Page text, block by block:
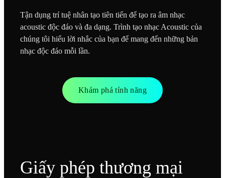
Tận dụng trí tuệ nhân tạo tiên tiến để tạo ra âm nhạc
acoustic độc đáo và đa dạng. Trình tạo nhạc Acoustic của
chúng tôi hiểu lời nhắc của bạn để mang đến những bản
nhạc độc đáo mỗi lần.
Khám phá tính năng
Giấy phép thương mại